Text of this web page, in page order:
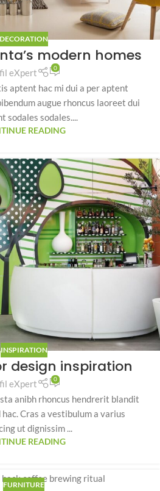
DECORATION
modern homes
eXpert 0
aptent hac mi dui a per aptent
augue rhoncus laoreet dui
sodales sodales....
READING
INSPIRATION
design inspiration
eXpert 0
anibh rhoncus hendrerit blandit
Cras a vestibulum a varius
ut dignissim ...
READING
FURNITURE